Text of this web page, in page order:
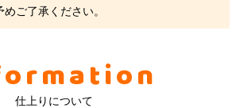
めご了承ください。
仕上りについて